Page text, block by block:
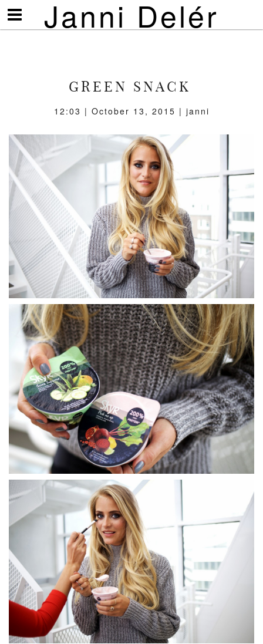
Janni Delér
Visa/göm
meny
GREEN SNACK
12:03 | October 13, 2015 | janni